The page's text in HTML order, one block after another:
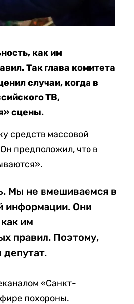
как им
Так глава комитета
случаи, когда в
ТВ,
сцены.
средств массовой
предположил, что в
Мы не вмешиваемся в
информации. Они
им
правил. Поэтому,
депутат.
«Санкт-
похороны.